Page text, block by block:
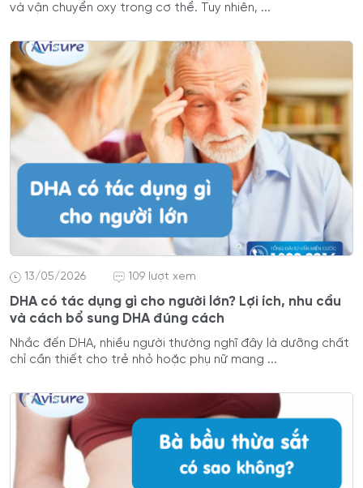
và vận chuyển oxy trong cơ thể. Tuy nhiên, ...
13/05/2026 109 lượt xem
DHA có tác dụng gì cho người lớn? Lợi ích, nhu cầu
và cách bổ sung DHA đúng cách
Nhắc đến DHA, nhiều người thường nghĩ đây là dưỡng chất
chỉ cần thiết cho trẻ nhỏ hoặc phụ nữ mang ...